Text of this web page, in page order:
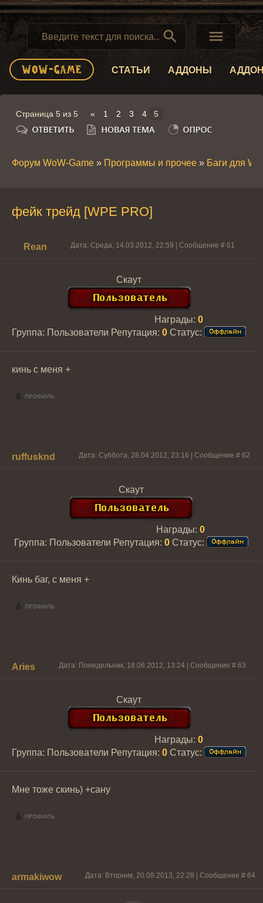
 
СТАТЬИ АДДОНЫ
Страница 5 из 5 « 1 2 3 4 5
Форум WoW-Game » Программы и прочее » Баги для
фейк трейд [WPE PRO]
Rean Дата: Среда, 14.03.2012, 22:59 | Сообщение # 61
Скаут
Группа: Пользователи
Награды: 0
Репутация: 0 Статус:
кинь с меня +
ruffusknd Дата: Суббота, 28.04.2012, 23:16 | Сообщение # 62
Скаут
Группа: Пользователи
Награды: 0
Репутация: 0 Статус:
Кинь баг, с меня +
Aries Дата: Понедельник, 18.06.2012, 13:24 | Сообщение # 63
Скаут
Группа: Пользователи
Награды: 0
Репутация: 0 Статус:
Мне тоже скинь) +сану
armakiwow Дата: Вторник, 20.08.2013, 22:28 | Сообщение # 64